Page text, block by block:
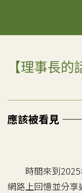
【理事長的
應該被看見
時間來到2025
網路上回憶並分